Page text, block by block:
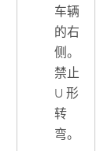
车辆
的右
侧。
禁止
U 形
转
弯。